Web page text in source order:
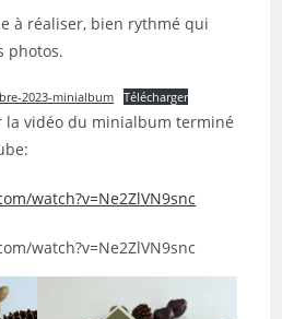
à réaliser, bien rythmé qui
photos.
2023-minialbum Télécharger
la vidéo du minialbum terminé
watch?v=Ne2ZlVN9snc
watch?v=Ne2ZlVN9snc